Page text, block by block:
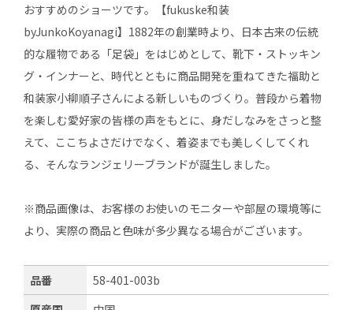
おすすめのショーツです。【fukuske和装
byJunkoKoyanagi】1882年の創業時より、日本古来の伝統
的な履物である「足袋」をはじめとして、靴下・ストッキン
グ・インナーと、時代とともに商品開発を重ねてきた福助と
和装家小柳順子さんによる新しいものづくり。普段から着物
を楽しむ愛好家の皆様の声をもとに、身だしなみをさっと整
えて、ここちよさだけでなく、着姿までも美しくしてくれ
る、そんなランジェリーブランドが誕生しました。
※商品画像は、お客様のお使いのモニターや部屋の環境等に
より、実際の商品と色味が多少異なる場合がございます。
品番
58-401-003b